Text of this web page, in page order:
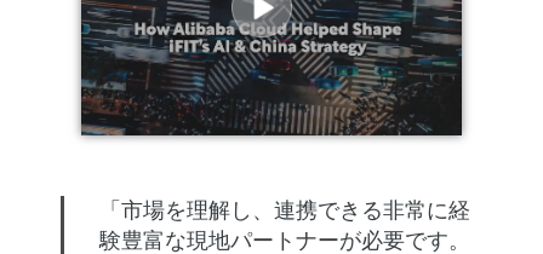
「市場を理解し、連携できる非常に経
験豊富な現地パートナーが必要です。